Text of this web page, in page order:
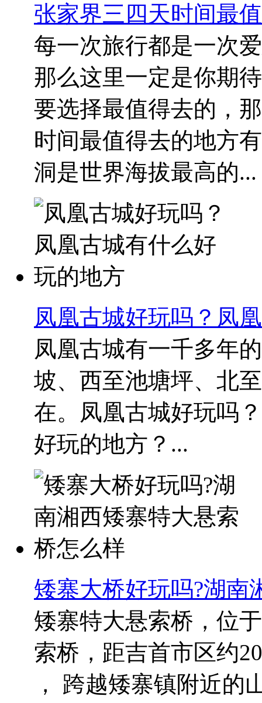
张家界三四天时间最
每一次旅行都是一次
那么这里一定是你期
要选择最值得去的，
时间最值得去的地方
洞是世界海拔最高的...
凤凰古城好玩吗？凤
凤凰古城有一千多年
坡、西至池塘坪、北
在。凤凰古城好玩吗
好玩的地方？...
矮寨大桥好玩吗?湖南
矮寨特大悬索桥，位
索桥，距吉首市区约
， 跨越矮寨镇附近的